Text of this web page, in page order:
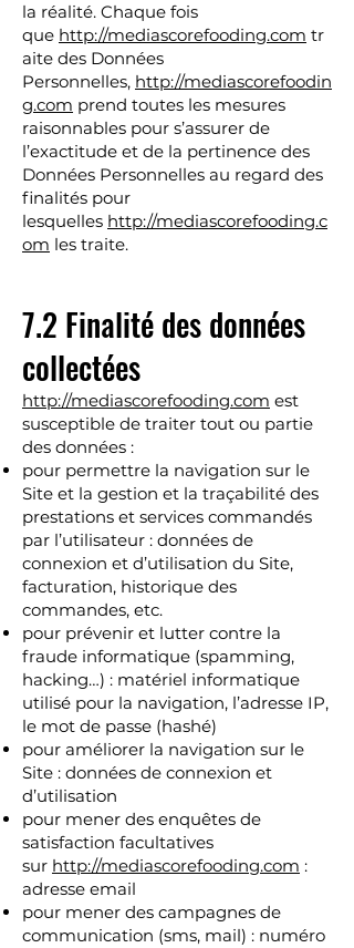
la réalité. Chaque fois
que http://mediascorefooding.com tr
aite des Données
Personnelles, http://mediascorefoodin
g.com prend toutes les mesures
raisonnables pour s’assurer de
l’exactitude et de la pertinence des
Données Personnelles au regard des
finalités pour
lesquelles http://mediascorefooding.c
om les traite.
7.2 Finalité des données
collectées
http://mediascorefooding.com est
susceptible de traiter tout ou partie
des données :
pour permettre la navigation sur le
Site et la gestion et la traçabilité des
prestations et services commandés
par l’utilisateur : données de
connexion et d’utilisation du Site,
facturation, historique des
commandes, etc.
pour prévenir et lutter contre la
fraude informatique (spamming,
hacking…) : matériel informatique
utilisé pour la navigation, l’adresse IP,
le mot de passe (hashé)
pour améliorer la navigation sur le
Site : données de connexion et
d’utilisation
pour mener des enquêtes de
satisfaction facultatives
sur http://mediascorefooding.com :
adresse email
pour mener des campagnes de
communication (sms, mail) : numéro